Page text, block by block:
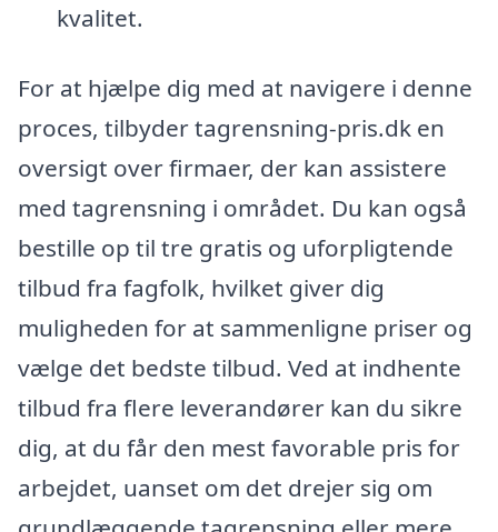
kvalitet.
For at hjælpe dig med at navigere i denne
proces, tilbyder tagrensning-pris.dk en
oversigt over firmaer, der kan assistere
med tagrensning i området. Du kan også
bestille op til tre gratis og uforpligtende
tilbud fra fagfolk, hvilket giver dig
muligheden for at sammenligne priser og
vælge det bedste tilbud. Ved at indhente
tilbud fra flere leverandører kan du sikre
dig, at du får den mest favorable pris for
arbejdet, uanset om det drejer sig om